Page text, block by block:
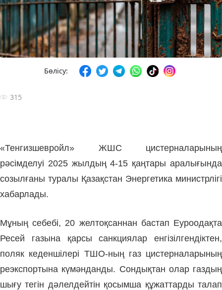
Бөлісу:
315
«Тенгизшевройл» ЖШС цистерналарының
рәсімделуі 2025 жылдың 4-15 қаңтары аралығында
созылғаны туралы Қазақстан Энергетика министрлігі
хабарлады.
Мұның себебі, 20 желтоқсаннан бастап Еуроодақта
Ресей газына қарсы санкциялар енгізілгендіктен,
поляк кеденшілері ТШО-ның газ цистерналарының
реэкспортына күмәнданды. Сондықтан олар газдың
шығу тегін дәлелдейтін қосымша құжаттарды талап